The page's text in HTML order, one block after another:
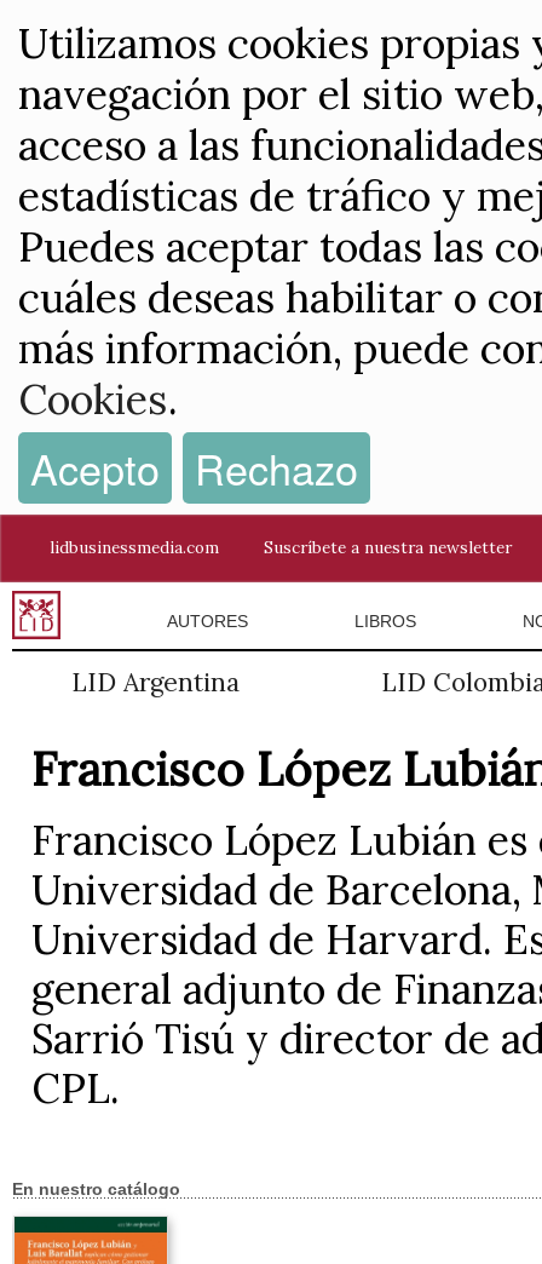
Utilizamos cookies
navegación por el sitio
acceso a las
estadísticas de tráfico y
Puedes aceptar todas las
cuáles deseas habilitar o
más información, puede
Cookies.
Acepto Rechazo
lidbusinessmedia.com Suscríbete a nuestra newsletter
AUTORES LIBROS
LID Argentina LID
Francisco López
Francisco López Lubián
Universidad de Barcelona,
Universidad de Harvard.
general adjunto de
Sarrió Tisú y director de
CPL.
En nuestro catálogo